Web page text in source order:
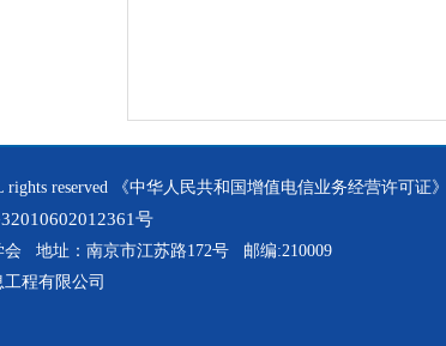
reserved 《中华人民共和国增值电信业务经营许可证》
号
会 地址：南京市江苏路172号 邮编:210009
程有限公司